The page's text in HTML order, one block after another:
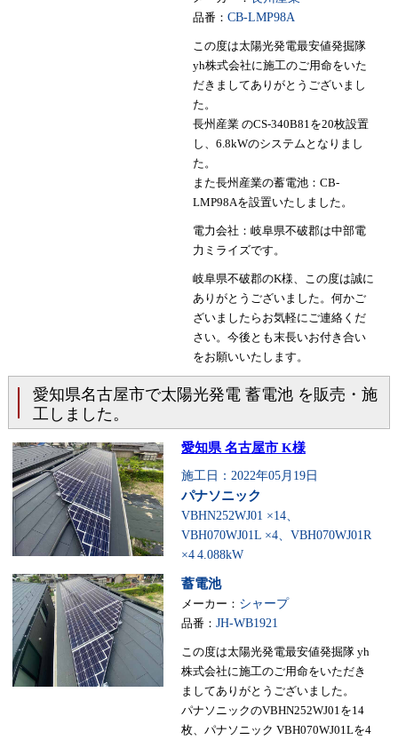
品番： CB-LMP98A
この度は太陽光発電最安値発掘隊
yh株式会社に施工のご用命をいた
だきましてありがとうございまし
た。
長州産業 のCS-340B81を20枚設置
し、6.8kWのシステムとなりまし
た。
また長州産業の蓄電池：CB-
LMP98Aを設置いたしました。
電力会社：岐阜県不破郡は中部電
力ミライズです。
岐阜県不破郡のK様、この度は誠に
ありがとうございました。何かご
ざいましたらお気軽にご連絡くだ
さい。今後とも末長いお付き合い
をお願いいたします。
愛知県名古屋市で太陽光発電 蓄電池 を販売・施
工しました。
愛知県 名古屋市 K様
施工日：2022年05月19日
パナソニック
VBHN252WJ01 ×14、
VBH070WJ01L ×4、VBH070WJ01R
×4 4.088kW
蓄電池
メーカー： シャープ
品番： JH-WB1921
この度は太陽光発電最安値発掘隊 yh
株式会社に施工のご用命をいただき
ましてありがとうございました。
パナソニックのVBHN252WJ01を14
枚、パナソニック VBH070WJ01Lを4